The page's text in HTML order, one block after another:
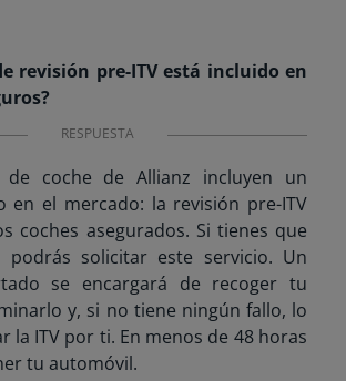
revisión pre-ITV está incluido en
RESPUESTA
de coche de Allianz incluyen un
en el mercado: la revisión pre-ITV
coches asegurados. Si tienes que
podrás solicitar este servicio. Un
se encargará de recoger tu
y, si no tiene ningún fallo, lo
la ITV por ti. En menos de 48 horas
tu automóvil.